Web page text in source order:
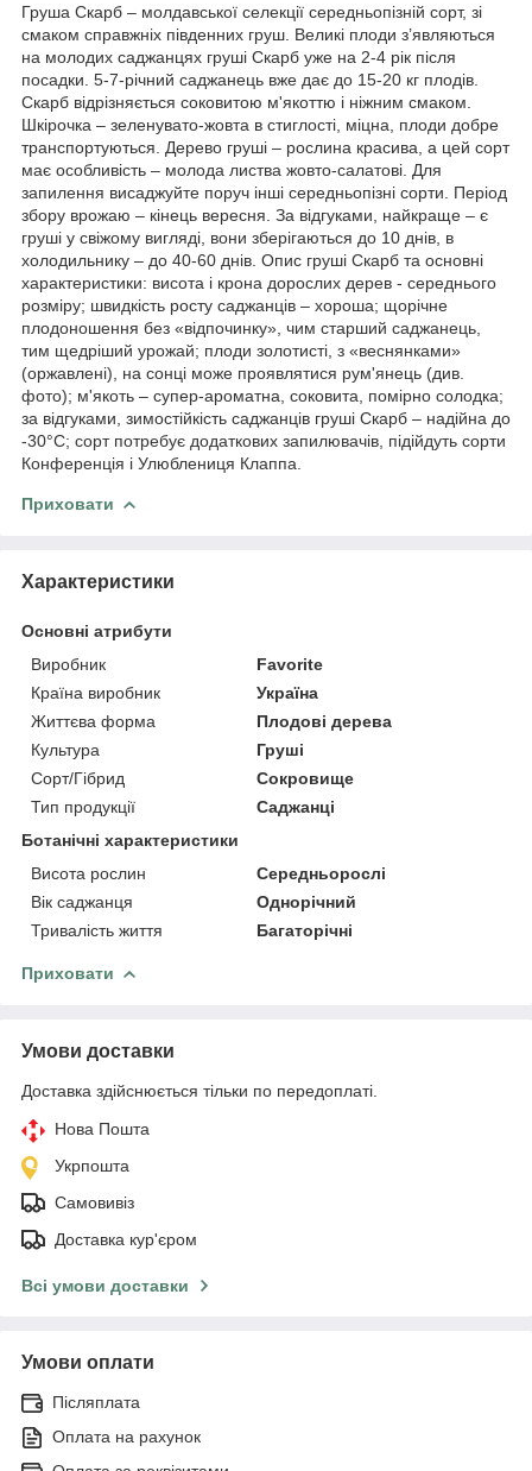
Груша Скарб – молдавської селекції середньопізній сорт, зі
смаком справжніх південних груш. Великі плоди з’являються
на молодих саджанцях груші Скарб уже на 2-4 рік після
посадки. 5-7-річний саджанець вже дає до 15-20 кг плодів.
Скарб відрізняється соковитою м'якоттю і ніжним смаком.
Шкірочка – зеленувато-жовта в стиглості, міцна, плоди добре
транспортуються. Дерево груші – рослина красива, а цей сорт
має особливість – молода листва жовто-салатові. Для
запилення висаджуйте поруч інші середньопізні сорти. Період
збору врожаю – кінець вересня. За відгуками, найкраще – є
груші у свіжому вигляді, вони зберігаються до 10 днів, в
холодильнику – до 40-60 днів. Опис груші Скарб та основні
характеристики: висота і крона дорослих дерев - середнього
розміру; швидкість росту саджанців – хороша; щорічне
плодоношення без «відпочинку», чим старший саджанець,
тим щедріший урожай; плоди золотисті, з «веснянками»
(оржавлені), на сонці може проявлятися рум'янець (див.
фото); м'якоть – супер-ароматна, соковита, помірно солодка;
за відгуками, зимостійкість саджанців груші Скарб – надійна до
-30°C; сорт потребує додаткових запилювачів, підійдуть сорти
Конференція і Улюблениця Клаппа.
Приховати
Характеристики
Основні атрибути
Виробник
Favorite
Країна виробник
Україна
Життєва форма
Плодові дерева
Культура
Груші
Сорт/Гібрид
Сокровище
Тип продукції
Саджанці
Ботанічні характеристики
Висота рослин
Середньорослі
Вік саджанця
Однорічний
Тривалість життя
Багаторічні
Приховати
Умови доставки
Доставка здійснюється тільки по передоплаті.
Нова Пошта
Укрпошта
Самовивіз
Доставка кур'єром
Всі умови доставки
Умови оплати
Післяплата
Оплата на рахунок